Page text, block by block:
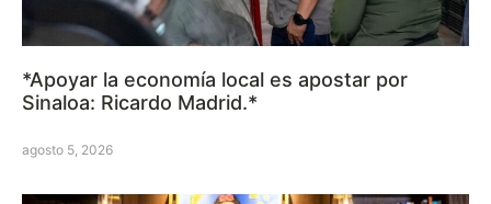
*Apoyar la economía local es apostar por
Sinaloa: Ricardo Madrid.*
agosto 5, 2026